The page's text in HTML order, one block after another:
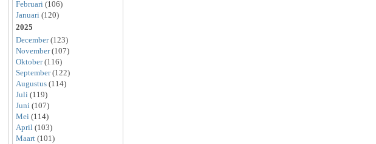
Februari (106)
Januari (120)
2025
December(123)
November(107)
Oktober(116)
September(122)
Augustus (114)
Juli (119)
Juni (107)
Mei (114)
April (103)
Maart (101)